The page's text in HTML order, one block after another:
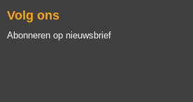
Volg ons
Abonneren op nieuwsbrief